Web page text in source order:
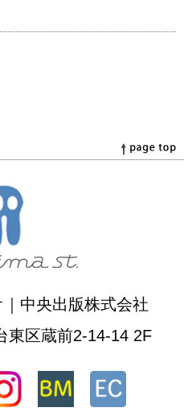
中央出版株式会社
東区蔵前2-14-14 2F